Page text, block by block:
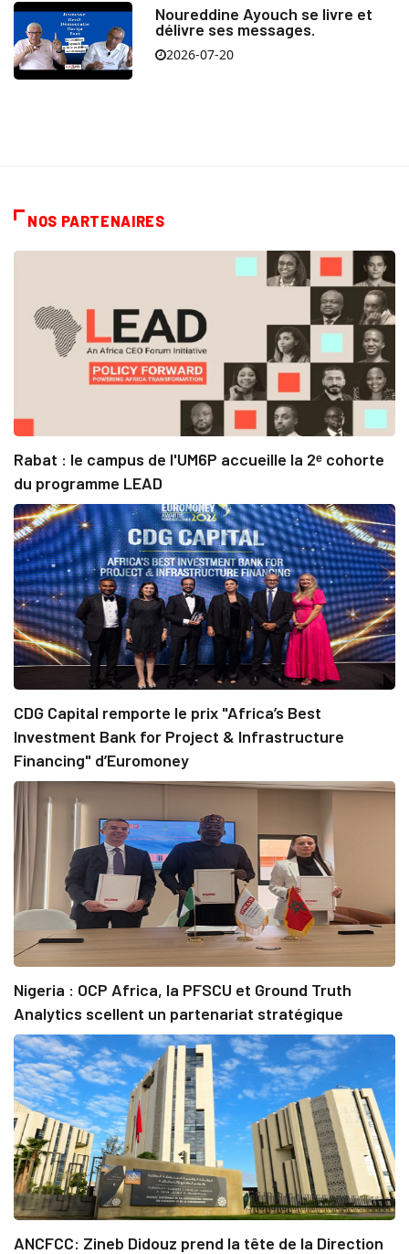
Noureddine Ayouch se livre et
délivre ses messages.
2026-07-20
NOS PARTENAIRES
Rabat : le campus de l'UM6P accueille la 2ᵉ cohorte
du programme LEAD
CDG Capital remporte le prix "Africa’s Best
Investment Bank for Project & Infrastructure
Financing" d’Euromoney
Nigeria : OCP Africa, la PFSCU et Ground Truth
Analytics scellent un partenariat stratégique
ANCFCC: Zineb Didouz prend la tête de la Direction